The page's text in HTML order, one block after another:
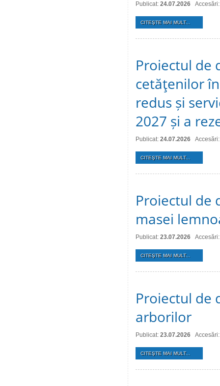
Publicat: 24.07.2026
CITEŞTE MAI MULT...
Proiectul de
cetăţenilor
redus și
2027 și a
Publicat: 24.07.2026
CITEŞTE MAI MULT...
Proiectul de
masei
Publicat: 23.07.2026
CITEŞTE MAI MULT...
Proiectul de
arborilor
Publicat: 23.07.2026
CITEŞTE MAI MULT...